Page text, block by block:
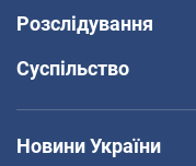
Розслідування
Суспільство
Новини України